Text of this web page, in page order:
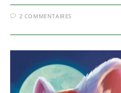
2 COMMENTAIRES